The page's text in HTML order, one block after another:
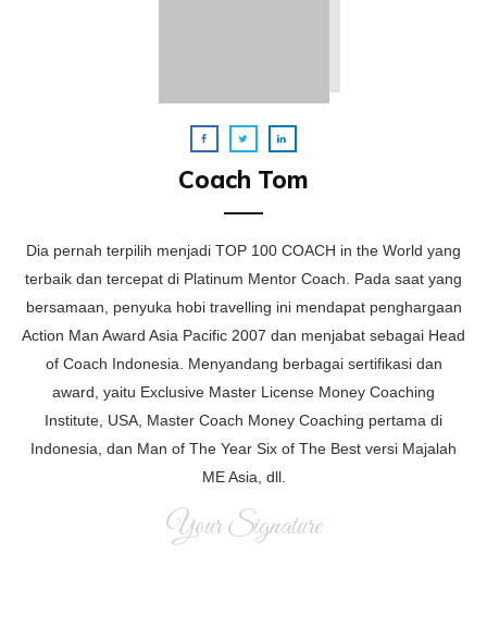
Coach Tom
Dia pernah terpilih menjadi TOP 100 COACH in the World yang
terbaik dan tercepat di Platinum Mentor Coach. Pada saat yang
bersamaan, penyuka hobi travelling ini mendapat penghargaan
Action Man Award Asia Pacific 2007 dan menjabat sebagai Head
of Coach Indonesia. Menyandang berbagai sertifikasi dan
award, yaitu Exclusive Master License Money Coaching
Institute, USA, Master Coach Money Coaching pertama di
Indonesia, dan Man of The Year Six of The Best versi Majalah
ME Asia, dll.
Your Signature